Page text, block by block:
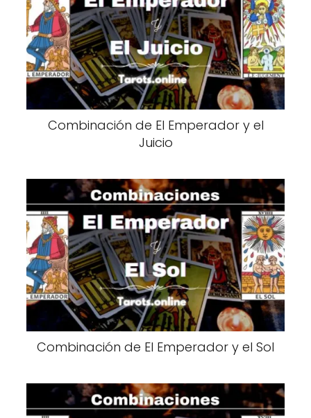
Combinación de El Emperador y el
Juicio
Combinación de El Emperador y el Sol